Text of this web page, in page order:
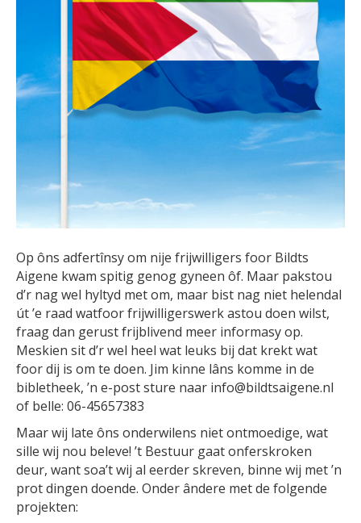
Op ôns adfertînsy om nije frijwilligers foor Bildts
Aigene kwam spitig genog gyneen ôf. Maar pakstou
d’r nag wel hyltyd met om, maar bist nag niet helendal
út ’e raad watfoor frijwilligerswerk astou doen wilst,
fraag dan gerust frijblivend meer informasy op.
Meskien sit d’r wel heel wat leuks bij dat krekt wat
foor dij is om te doen. Jim kinne lâns komme in de
bibletheek, ’n e-post sture naar info@bildtsaigene.nl
of belle: 06-45657383
Maar wij late ôns onderwilens niet ontmoedige, wat
sille wij nou beleve! ’t Bestuur gaat onferskroken
deur, want soa’t wij al eerder skreven, binne wij met ’n
prot dingen doende. Onder ândere met de folgende
projekten: